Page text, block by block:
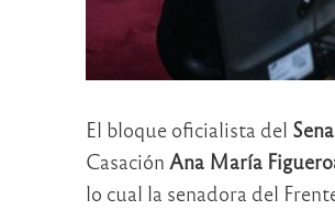
El bloque oficialista del
Casación Ana María
lo cual la senadora del